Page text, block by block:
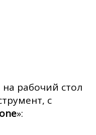
рабочий стол
с
»: